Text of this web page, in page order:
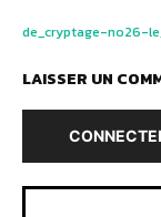
de_cryptage-no26-
LAISSER UN